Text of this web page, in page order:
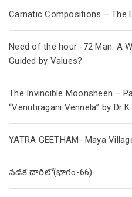
Carnatic Compositions – The
Need of the hour -72 Man: A
Guided by Values?
The Invincible Moonsheen –
“Venutiragani Vennela” by Dr
YATRA GEETHAM- Maya
నడక దారిలో(భాగం-66)